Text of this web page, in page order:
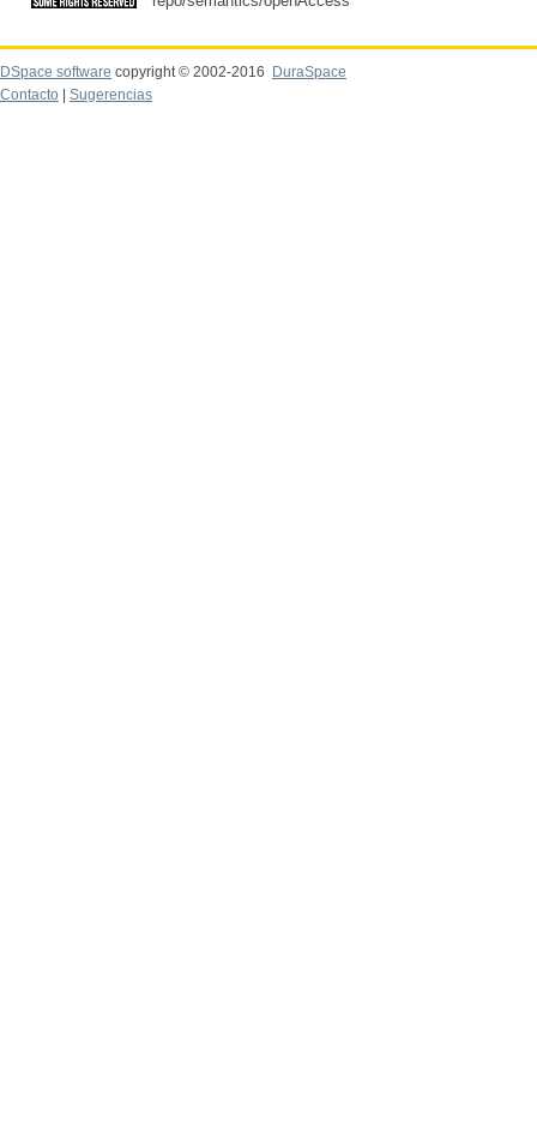
DSpace software copyright © 2002-2016
DuraSpace
Contacto
Sugerencias